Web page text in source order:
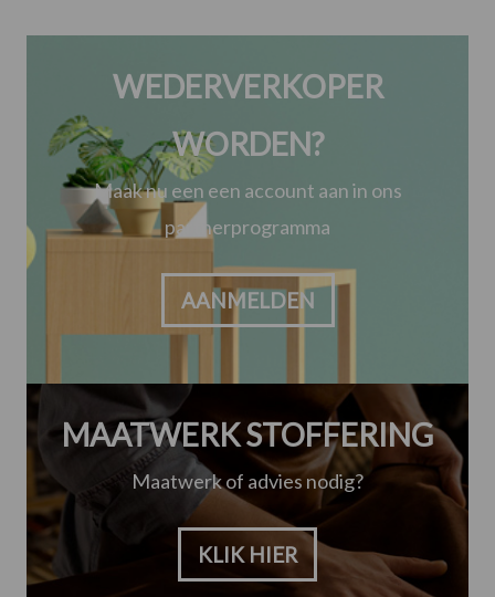
WEDERVERKOPER
WORDEN?
Maak nu een een account aan in ons
partnerprogramma
AANMELDEN
MAATWERK STOFFERING
Maatwerk of advies nodig?
KLIK HIER